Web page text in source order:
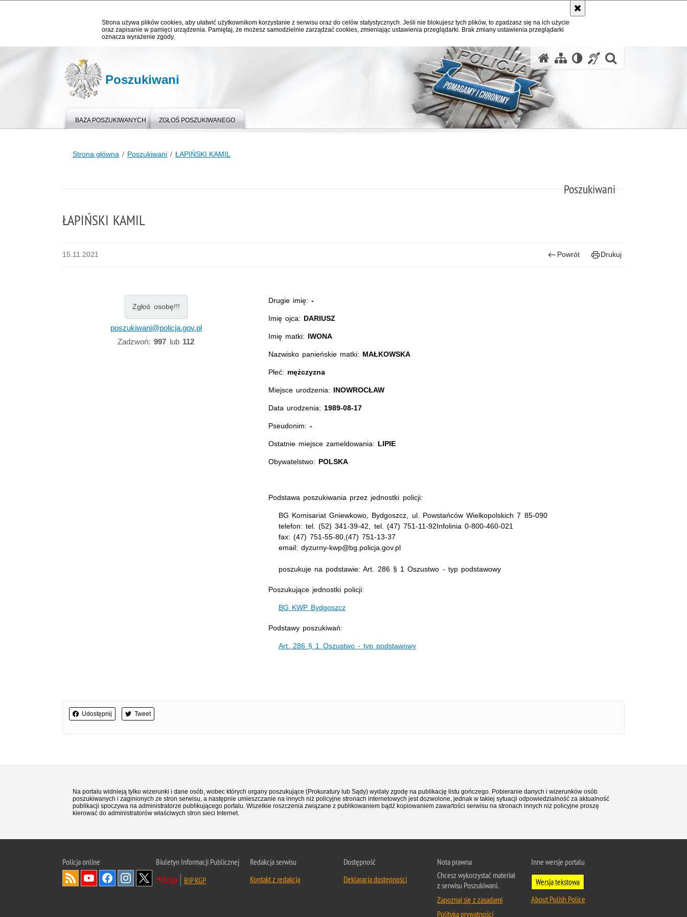
Strona używa plików cookies, aby ułatwić użytkownikom korzystanie z serwisu oraz do celów statystycznych. Jeśli nie blokujesz tych plików, to zgadzasz się na ich użycie
oraz zapisanie w pamięci urządzenia. Pamiętaj, że możesz samodzielnie zarządzać cookies, zmieniając ustawienia przeglądarki. Brak zmiany ustawienia przeglądarki
oznacza wyrażenie zgody.
Poszukiwani
BAZA POSZUKIWANYCH ZGŁOŚ POSZUKIWANEGO
Strona główna Poszukiwani ŁAPIŃSKI KAMIL
Poszukiwani
ŁAPIŃSKI KAMIL
15.11.2021 Powrót Drukuj
Zgłoś osobę!!!
poszukiwani@policja.gov.pl
Zadzwoń: 997lub 112
Drugie imię:-
Imię ojca: DARIUSZ
Imię matki: IWONA
Nazwisko panieńskie matki: MAŁKOWSKA
Płeć: mężczyzna
Miejsce urodzenia: INOWROCŁAW
Data urodzenia: 1989-08-17
Pseudonim: -
Ostatnie miejsce zameldowania: LIPIE
Obywatelstwo: POLSKA
Podstawa poszukiwania przez jednostki policji:
BG Komisariat Gniewkowo, Bydgoszcz, ul. Powstańców Wielkopolskich 7 85-090
telefon: tel. (52) 341-39-42, tel. (47) 751-11-92Infolinia 0-800-460-021
fax: (47) 751-55-80,(47) 751-13-37
email: dyzurny-kwp@bg.policja.gov.pl
poszukuje na podstawie: Art. 286 § 1 Oszustwo - typ podstawowy
Poszukujące jednostki policji:
BG KWP Bydgoszcz
Podstawy poszukiwań:
Art. 286 § 1 Oszustwo - typ podstawowy
Udostępnij Tweet
Na portalu widnieją tylko wizerunki i dane osób, wobec których organy poszukujące (Prokuratury lub Sądy) wydały zgodę na publikację listu gończego. Pobieranie danych i wizerunków osób
poszukiwanych i zaginionych ze stron serwisu, a następnie umieszczanie na innych niż policyjne stronach internetowych jest dozwolone, jednak w takiej sytuacji odpowiedzialność za aktualność
publikacji spoczywa na administratorze publikującego portalu. Wszelkie roszczenia związane z publikowaniem bądź kopiowaniem zawartości serwisu na stronach innych niż policyjne proszę
kierować do administratorów właściwych stron sieci Internet.
Policjaonline
Biuletyn Informacji Publicznej
BIP KGP
Redakcja serwisu
Kontakt z redakcją
Dostępność
Deklaracja dostępności
Nota prawna
Chcesz wykorzystać materiał
z serwisu Poszukiwani.
Zapoznaj się z zasadami
Polityka prywatności
Inne wersje portalu
Wersja tekstowa
About Polish Police